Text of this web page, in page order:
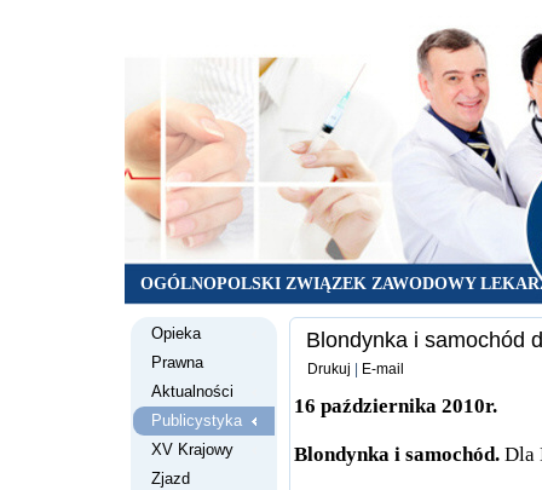
OGÓLNOPOLSKI ZWIĄZEK ZAWODOWY
Opieka
Prawna
Aktualności
Publicystyka
XV Krajowy
Zjazd
Blondynka i samochód
Drukuj E-mail
16 października 2010r.
Blondynka i samochód. Dla